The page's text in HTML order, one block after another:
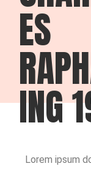
ES
ING
Lorem ipsum